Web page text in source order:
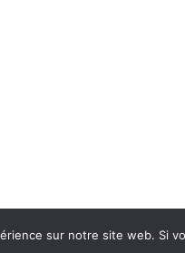
phm-consultant.fr
sur notre site web. Si